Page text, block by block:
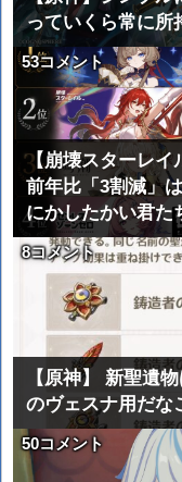
っていくら常に所
53コメント
【崩壊スターレイ
前年比「3割減」
にかしたかい君た
8コメント
【原神】 新聖遺
のヴェスナ用だな
50コメント